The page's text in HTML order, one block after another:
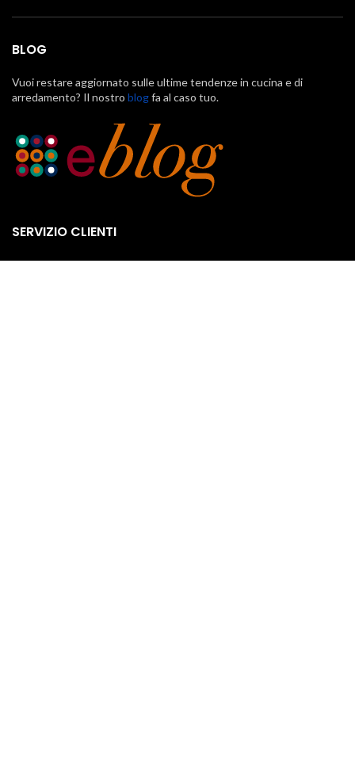
BLOG
Vuoi restare aggiornato sulle ultime tendenze in cucina e di
arredamento? Il nostro blogfa al caso tuo.
SERVIZIO CLIENTI
Klarna